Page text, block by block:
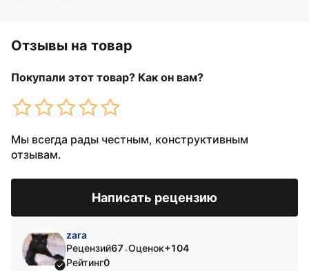
Отзывы на товар
Покупали этот товар? Как он вам?
Мы всегда рады честным, конструктивным
отзывам.
Написать рецензию
zara
Рецензий67•Оценок+104
Рейтинг0